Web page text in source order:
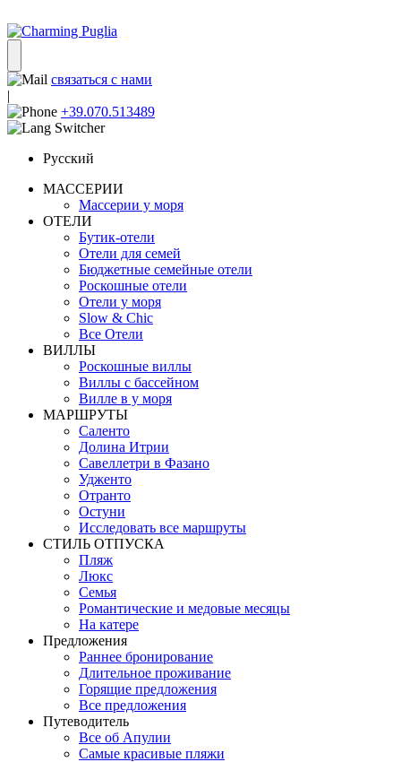
связаться с нами
|
+39.070.513489
Русский
МАССЕРИИ
Массерии у моря
ОТЕЛИ
Бутик-отели
Отели для семей
Бюджетные семейные отели
Роскошные отели
Отели у моря
Slow & Chic
Все Отели
ВИЛЛЫ
Роскошные виллы
Виллы с бассейном
Вилле в у моря
MАРШРУТЫ
Саленто
Долина Итрии
Савеллетри в Фазано
Удженто
Отранто
Остуни
Исследовать все маршруты
СТИЛЬ OТПУСКА
Пляж
Люкс
Семья
Романтические и медовые месяцы
На катере
Предложения
Раннее бронирование
Длительное проживание
Горящие предложения
Все предложения
Путеводитель
Все об Апулии
Самые красивые пляжи